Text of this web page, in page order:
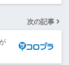
次の記事